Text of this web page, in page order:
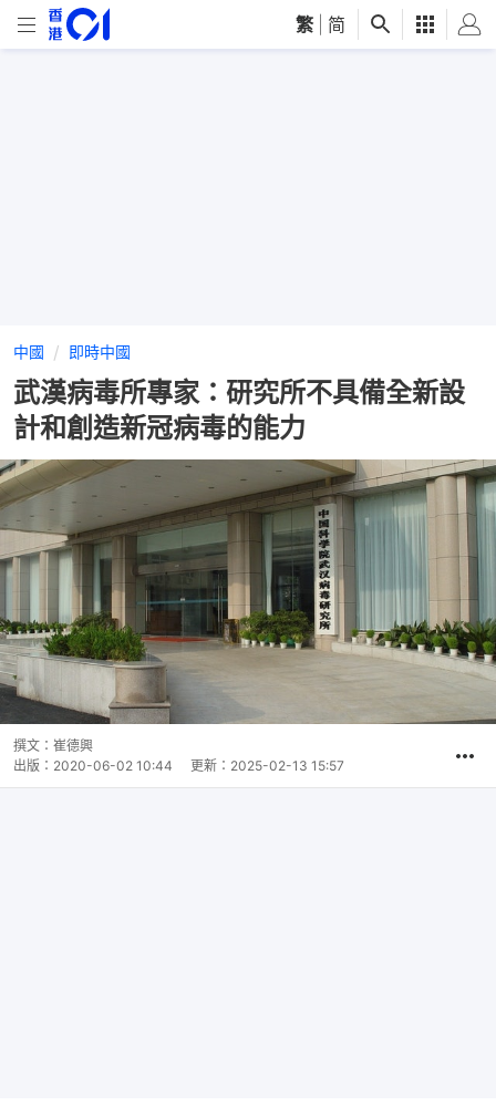
繁 简
中國 即時中國
武漢病毒所專家：研究所不具備全新設
計和創造新冠病毒的能力
撰文： 崔德興
出版： 2020-06-02 10:44 更新： 2025-02-13 15:57